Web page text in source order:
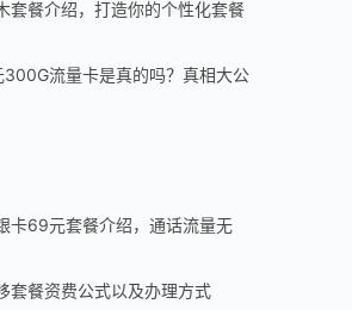
套餐介绍，打造你的个性化套餐
300G流量卡是真的吗？真相大公
卡69元套餐介绍，通话流量无
套餐资费公式以及办理方式